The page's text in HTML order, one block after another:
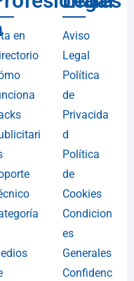
en
Aviso
Legal
Política
de
Privacida
d
Política
de
Cookies
Condicion
es
Generales
Confidenc